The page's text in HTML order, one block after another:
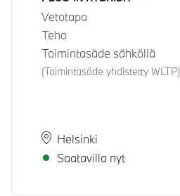
Vetotapa
Teho
Toimintasäde sähköllä
(Toimintasäde yhdistetty WLTP)
Paikkakunta
Helsinki
Toimitusaika
Saatavilla nyt